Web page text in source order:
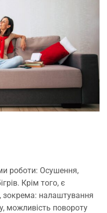
роботи: Осушення,
Крім того, є
зокрема: налаштування
можливість повороту